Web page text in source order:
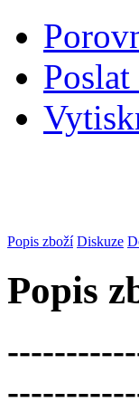
Popis zboží Diskuze
Popis